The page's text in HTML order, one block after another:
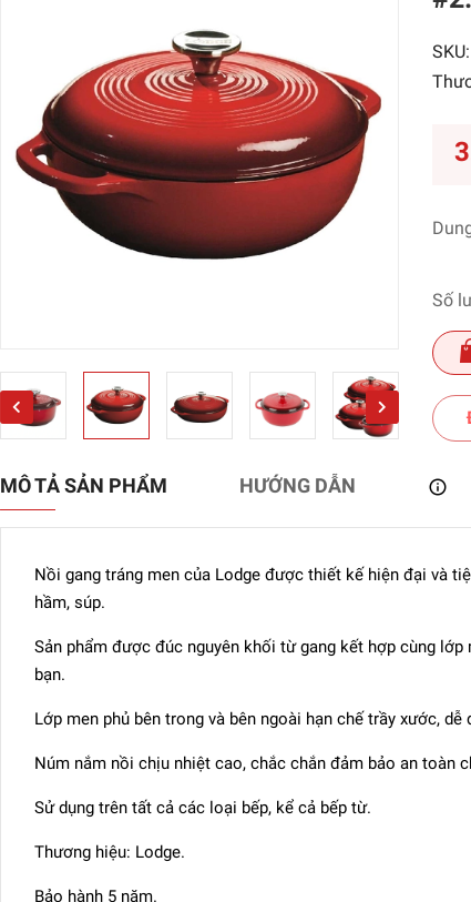
SKU:
Số
MÔ TẢ SẢN PHẨM HƯỚNG DẪN
Nồi gang tráng men của Lodge được thiết kế hiện đại và
hầm, súp.
Sản phẩm được đúc nguyên khối từ gang kết hợp cùng
bạn.
Lớp men phủ bên trong và bên ngoài hạn chế trầy xước, dễ
Núm nắm nồi chịu nhiệt cao, chắc chắn đảm bảo an toàn
Sử dụng trên tất cả các loại bếp, kể cả bếp từ.
Thương hiệu: Lodge.
Bảo hành 5 năm.
Staub - Nồi tròn màu xanh
7.600.000₫